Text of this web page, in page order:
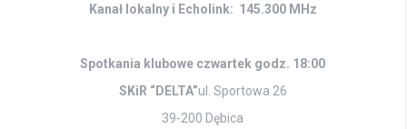
Kanał lokalny i Echolink: 145.300 MHz
Spotkania klubowe czwartek godz. 18:00
SKiR “DELTA”ul. Sportowa 26
39-200 Dębica